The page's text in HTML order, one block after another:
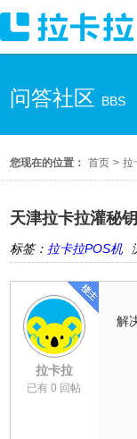
问答社区 BBS
您现在的位置： 首页 > 拉
天津拉卡拉灌秘
标签： 拉卡拉POS机
拉卡拉
已有 0 回帖
解